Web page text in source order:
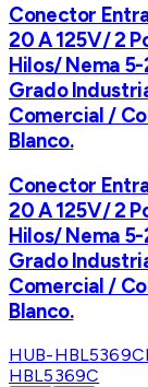
Conector
20 A 125V/ 2
Hilos/ Nema
Grado
Comercial /
Blanco.
Conector
20 A 125V/ 2
Hilos/ Nema
Grado
Comercial /
Blanco.
HUB-HBL5369C
HBL5369C